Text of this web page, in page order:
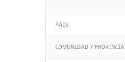
PAIS
COMUNIDAD Y PROVINCIA